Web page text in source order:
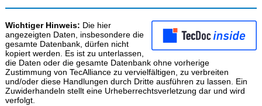
Wichtiger Hinweis: Die hier
angezeigten Daten, insbesondere die
gesamte Datenbank, dürfen nicht
kopiert werden. Es ist zu unterlassen,
die Daten oder die gesamte Datenbank ohne vorherige
Zustimmung von TecAlliance zu vervielfältigen, zu verbreiten
und/oder diese Handlungen durch Dritte ausführen zu lassen. Ein
Zuwiderhandeln stellt eine Urheberrechtsverletzung dar und wird
verfolgt.